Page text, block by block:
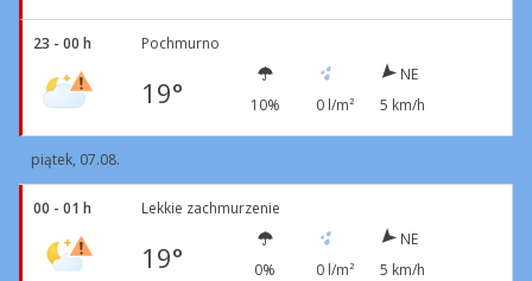
23 - 00 h Pochmurno
19° 10% 0 l/m²
NE
5 km/h
piątek, 07.08.
00 - 01 h Lekkie zachmurzenie
19° 0% 0 l/m²
NE
5 km/h